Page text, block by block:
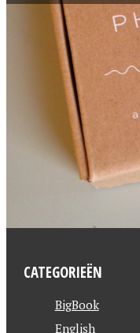
CATEGORIEËN
BigBook
English